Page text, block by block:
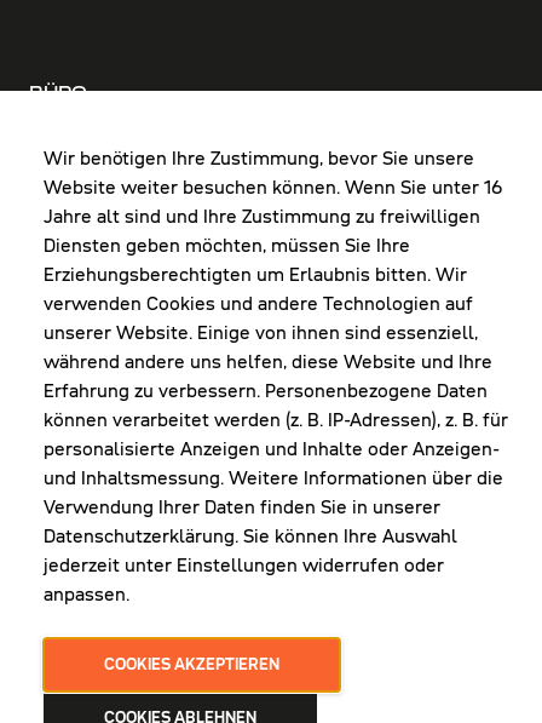
Wir benötigen Ihre Zustimmung, bevor Sie unsere
Website weiter besuchen können. Wenn Sie unter 16
Jahre alt sind und Ihre Zustimmung zu freiwilligen
Diensten geben möchten, müssen Sie Ihre
Erziehungsberechtigten um Erlaubnis bitten. Wir
verwenden Cookies und andere Technologien auf
unserer Website. Einige von ihnen sind essenziell,
während andere uns helfen, diese Website und Ihre
Erfahrung zu verbessern. Personenbezogene Daten
können verarbeitet werden (z. B. IP-Adressen), z. B. für
personalisierte Anzeigen und Inhalte oder Anzeigen-
und Inhaltsmessung. Weitere Informationen über die
Verwendung Ihrer Daten finden Sie in unserer
Datenschutzerklärung. Sie können Ihre Auswahl
jederzeit unter Einstellungen widerrufen oder
anpassen.
COOKIES AKZEPTIEREN
COOKIES ABLEHNEN
BÜRO
FR: 8:00-12:00 & 13:00-16:00 Uhr
Shop Diepoldsau
MO-Do: 8:00-12:00 & 13:00-17:30 Uhr
Fr: 8:00-16:00 Uhr
1. Samstag im Monat: 9:00-16:00 Uhr
NEWSLETTER
Erhalte Infos zu aktueller Arbeitskleidung für
deine Firma und unseren Service